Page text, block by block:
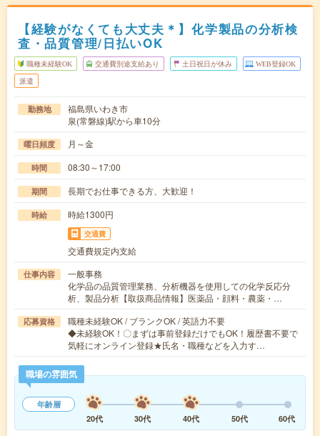
【経験がなくても大丈夫＊】化学製品の分析検
査・品質管理/日払いOK
職種未経験OK 交通費別途支給あり 土日祝日が休み WEB登録OK
派遣
勤務地
福島県いわき市
泉(常磐線)駅から車10分
曜日頻度 月～金
時間 08:30～17:00
期間 長期でお仕事できる方、大歓迎！
時給 時給1300円
交通費
交通費規定内支給
仕事内容
一般事務
化学品の品質管理業務、分析機器を使用しての化学反応分
析、製品分析【取扱商品情報】医薬品・顔料・農薬・…
応募資格
職種未経験OK / ブランクOK / 英語力不要
◆未経験OK！〇まずは事前登録だけでもOK！履歴書不要で
気軽にオンライン登録★氏名・職種などを入力す…
職場の雰囲気
年齢層
20代
30代 40代 50代 60代